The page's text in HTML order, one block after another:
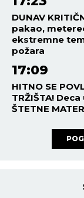
DUNAV
pakao,
ekstremne
požara
17:09
HITNO SE
TRŽIŠTA!
ŠTETNE